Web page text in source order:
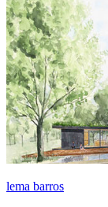
lema barros